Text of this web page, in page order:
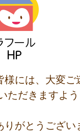
には、大変
ただきますよ
がとうござい